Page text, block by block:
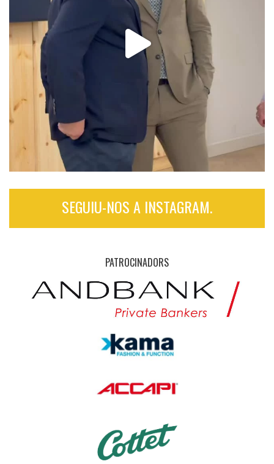
SEGUIU-NOS A INSTAGRAM.
PATROCINADORS